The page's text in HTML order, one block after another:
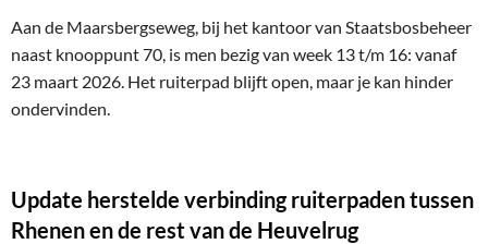
Aan de Maarsbergseweg, bij het kantoor van Staatsbosbeheer
naast knooppunt 70, is men bezig van week 13 t/m 16: vanaf
23 maart 2026. Het ruiterpad blijft open, maar je kan hinder
ondervinden.
Update herstelde verbinding ruiterpaden tussen
Rhenen en de rest van de Heuvelrug